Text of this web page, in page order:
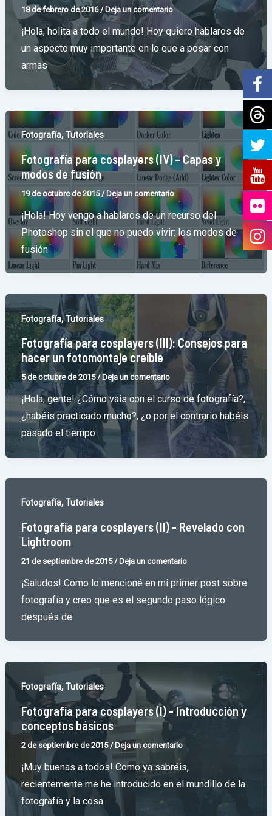
18 de febrero de 2016/ Deja un comentario
¡Hola, holita a todo el mundo! Hoy quiero hablaros de
un aspecto muy importante en lo que a posar con
armas
Fotografía,Tutoriales
Fotografía para cosplayers (IV) – Capas y
modos de fusión
19 de octubre de 2015 / Deja un comentario
¡Hola! Hoy vengo a hablaros de un recurso del
Photoshop sin el que no puedo vivir: los modos de
fusión
Fotografía,Tutoriales
Fotografía para cosplayers (III): Consejos para
hacer un fotomontaje creíble
5 de octubre de 2015/ Deja un comentario
¡Hola, gente! ¿Cómo vais con el curso de fotografía?,
¿habéis practicado mucho?, ¿o por el contrario habéis
pasado el tiempo
Fotografía,Tutoriales
Fotografía para cosplayers (II) – Revelado con
Lightroom
21 de septiembre de 2015 / Deja un comentario
¡Saludos! Como lo mencioné en mi primer post sobre
fotografía y creo que es el segundo paso lógico
después de
Fotografía,Tutoriales
Fotografía para cosplayers (I) – Introducción y
conceptos básicos
2 de septiembre de 2015 /Deja un comentario
¡Muy buenas a todos! Como ya sabréis,
recientemente me he introducido en el mundillo de la
fotografía y la cosa